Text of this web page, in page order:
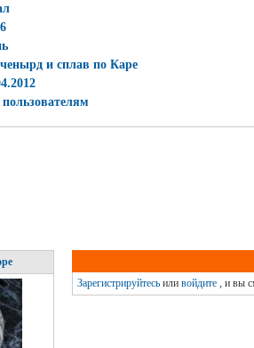
и сплав по Каре
Зарегистрируйтесьили войдите, и вы